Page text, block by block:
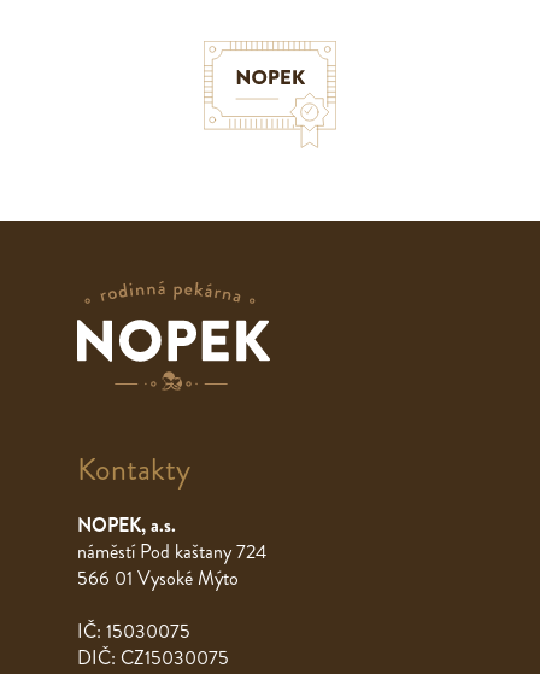
Kontakty
NOPEK, a.s.
náměstí Pod kaštany 724
566 01 Vysoké Mýto
IČ: 15030075
DIČ: CZ15030075